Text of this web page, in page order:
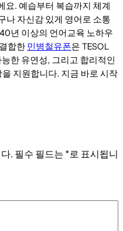
요. 예습부터 복습까지 체계
나 자신감 있게 영어로 소통
년 이상의 언어교육 노하우
합한 민병철유폰은 TESOL
한 유연성, 그리고 합리적인
지원합니다. 지금 바로 시작
. 필수 필드는 *로 표시됩니